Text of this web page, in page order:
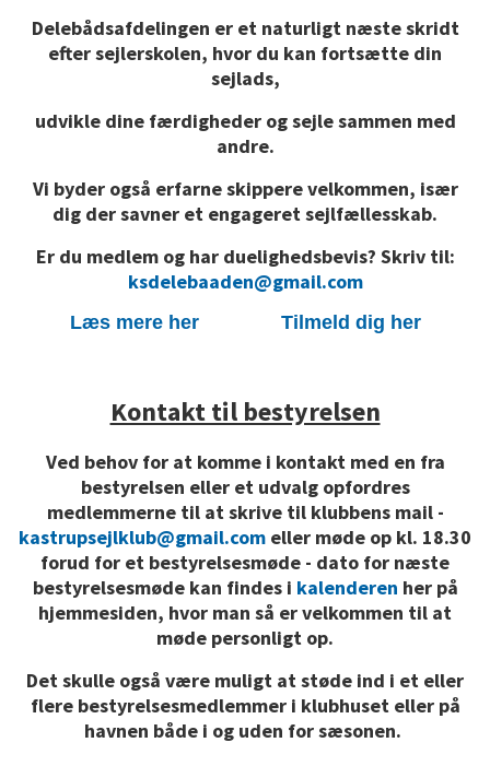
Delebådsafdelingen er et naturligt næste skridt
efter sejlerskolen, hvor du kan fortsætte din
sejlads,
udvikle dine færdigheder og sejle sammen med
andre.
Vi byder også erfarne skippere velkommen, især
dig der savner et engageret sejlfællesskab.
Er du medlem og har duelighedsbevis? Skriv til:
ksdelebaaden@gmail.com
Læs mere her Tilmeld dig her
Kontakt til bestyrelsen
Ved behov for at komme i kontakt med en fra
bestyrelsen eller et udvalg opfordres
medlemmerne til at skrive til klubbens mail -
kastrupsejlklub@gmail.com eller møde op kl. 18.30
forud for et bestyrelsesmøde - dato for næste
bestyrelsesmøde kan findes i kalenderen her på
hjemmesiden, hvor man så er velkommen til at
møde personligt op.
Det skulle også være muligt at støde ind i et eller
flere bestyrelsesmedlemmer i klubhuset eller på
havnen både i og uden for sæsonen.